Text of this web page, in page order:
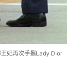
妃再次手攜Lady Dior